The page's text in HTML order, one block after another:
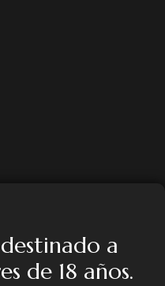
a
de 18 años.